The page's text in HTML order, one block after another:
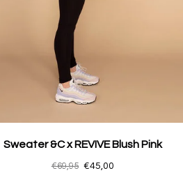
Sweater &C x REVIVE Blush Pink
€69,95 €45,00